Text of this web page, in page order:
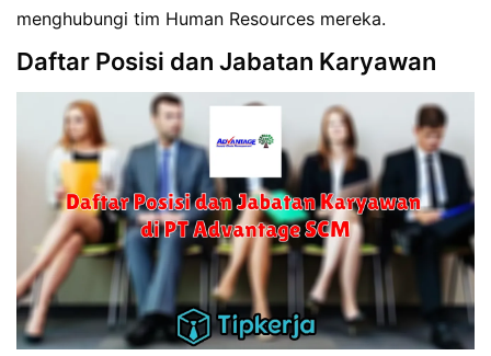
menghubungi tim Human Resources mereka.
Daftar Posisi dan Jabatan Karyawan